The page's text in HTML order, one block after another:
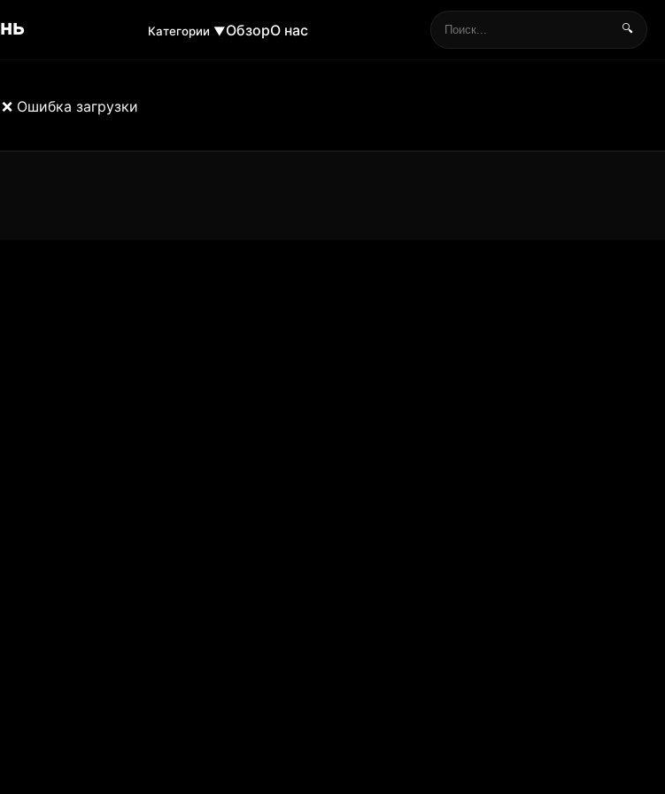
Категории ▼ОбзорО нас 🔍
❌ Ошибка загрузки